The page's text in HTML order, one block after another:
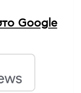
Google